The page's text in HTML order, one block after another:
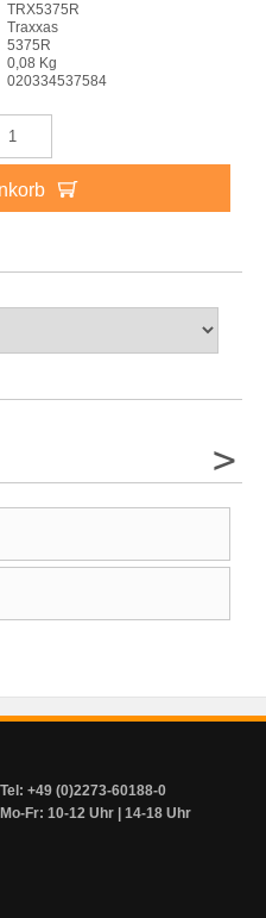
TRX5375R
Traxxas
5375R
0,08 Kg
020334537584
>
Tel: +49 (0)2273-60188-0
Mo-Fr: 10-12 Uhr | 14-18 Uhr